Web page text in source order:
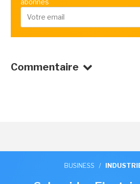
abonnés
Commentaire
BUSINESS /